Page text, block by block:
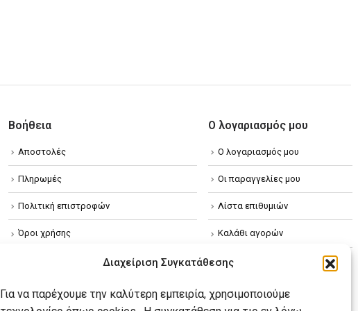
Διαχείριση Συγκατάθεσης
Για να παρέχουμε την καλύτερη εμπειρία, χρησιμοποιούμε
Βοήθεια
Αποστολές
Πληρωμές
Πολιτική επιστροφών
Όροι χρήσης
Πολιτική απορρήτου
Πολιτική Cookies
Ο λογαριασμός μου
Ο λογαριασμός μου
Οι παραγγελίες μου
Λίστα επιθυμιών
Καλάθι αγορών